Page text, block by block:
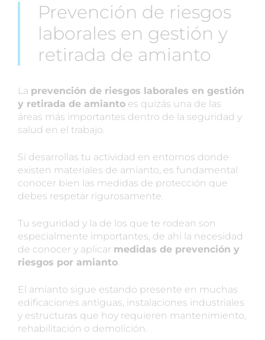
Prevención de riesgos
laborales en gestión y
retirada de amianto
La prevención de riesgos laborales en gestión
y retirada de amianto es quizás una de las
áreas más importantes dentro de la seguridad y
salud en el trabajo.
Si desarrollas tu actividad en entornos donde
existen materiales de amianto, es fundamental
conocer bien las medidas de protección que
debes respetar rigurosamente.
Tu seguridad y la de los que te rodean son
especialmente importantes, de ahí la necesidad
de conocer y aplicar medidas de prevención y
riesgos por amianto.
El amianto sigue estando presente en muchas
edificaciones antiguas, instalaciones industriales
y estructuras que hoy requieren mantenimiento,
rehabilitación o demolición.